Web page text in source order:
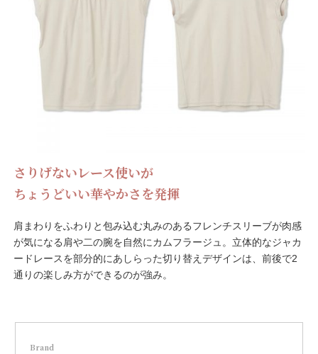
さりげないレース使いが
ちょうどいい華やかさを発揮
肩まわりをふわりと包み込む丸みのあるフレンチスリーブが肉感
が気になる肩や二の腕を自然にカムフラージュ。立体的なジャカ
ードレースを部分的にあしらった切り替えデザインは、前後で2
通りの楽しみ方ができるのが強み。
Brand